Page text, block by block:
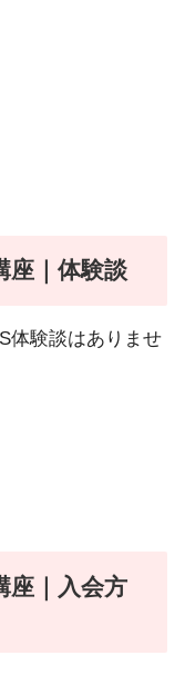
座｜体験談
体験談はありませ
座｜入会方